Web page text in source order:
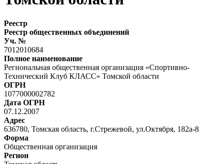
Реестр
Реестр общественных объединений
Уч. №
7012010684
Полное наименование
Региональная общественная организация «Спортивно-
Технический Клуб КЛАСС» Томской области
ОГРН
1077000002782
Дата ОГРН
07.12.2007
Адрес
636780, Томская область, г.Стрежевой, ул.Октября, 182а-8
Форма
Общественная организация
Регион